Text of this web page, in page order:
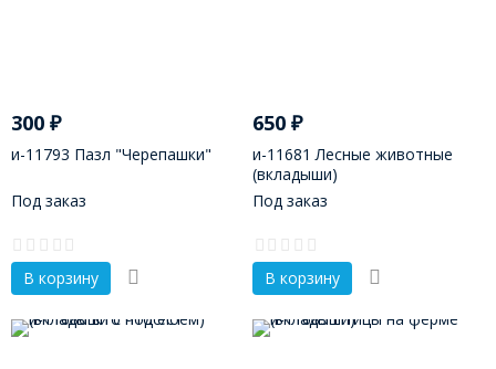
300 ₽
и-11793 Пазл "Черепашки"
Под заказ
В корзину
650₽
и-11681 Лесные животные
(вкладыши)
Под заказ
В корзину